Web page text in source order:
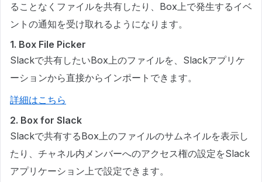
ることなくファイルを共有したり、Box上で発生するイベ
ントの通知を受け取れるようになります。
1. Box File Picker
Slackで共有したいBox上のファイルを、Slackアプリケ
ーションから直接からインポートできます。
詳細はこちら
2. Box for Slack
Slackで共有するBox上のファイルのサムネイルを表示し
たり、チャネル内メンバーへのアクセス権の設定をSlack
アプリケーション上で設定できます。